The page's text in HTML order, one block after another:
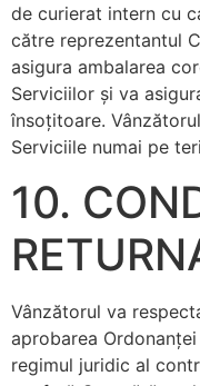
de curierat intern cu
către reprezentantul
asigura ambalarea
Serviciilor şi va
însoţitoare.
Serviciile numai pe
10.
Vânzătorul va
aprobarea
regimul juridic al